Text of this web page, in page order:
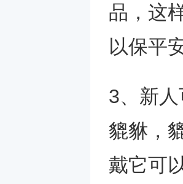
品，这
以保平
3、新
貔貅，
戴它可